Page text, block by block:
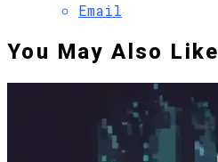
Email
You May Also Like